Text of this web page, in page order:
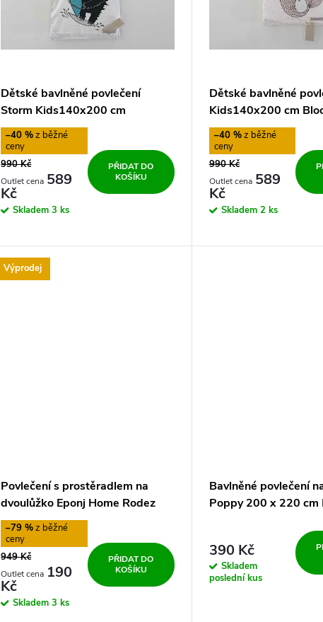
Dětské bavlněné povlečení
Storm Kids140x200 cm
Bloomingville
–40 %
990 Kč
589
Kč
Skladem3 ks
PŘIDAT DO
KOŠÍKU
Dětské bavlněné
Kids140x200 cm
–40 %
990 Kč
589
Kč
Skladem 2 ks
Výprodej
Povlečení s prostěradlem na
dvoulůžko Eponj Home Rodez
Powder, 200 x 220 cm
–79 %
949 Kč
190
Kč
Skladem3 ks
PŘIDAT DO
KOŠÍKU
Bavlněné povlečení
Poppy 200 x 220 cm
390 Kč
Skladem
poslední kus